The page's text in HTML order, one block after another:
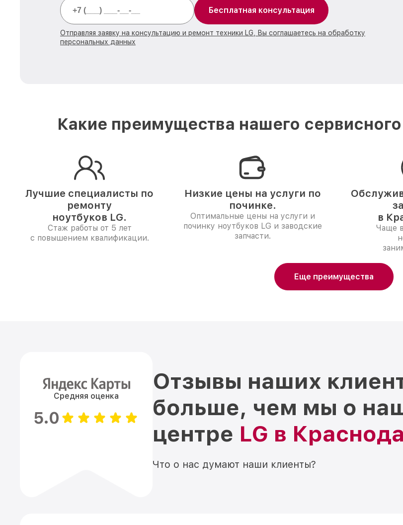
Бесплатная консультация
Отправляя заявку на консультацию и ремонт техники LG, Вы соглашаетесь на обработку
персональных данных
Какие преимущества нашего
Лучшие специалисты по
ремонту
ноутбуков LG.
Стаж работы от 5 лет
с повышением квалификации.
Низкие цены на услуги по
починке.
Оптимальные цены на услуги и
починку ноутбуков LG и заводские
запчасти.
в
Чаще
Еще преимущества
Средняя оценка
5.0
Отзывы наших
больше, чем мы о
центре LG в
Что о нас думают наши клиенты?